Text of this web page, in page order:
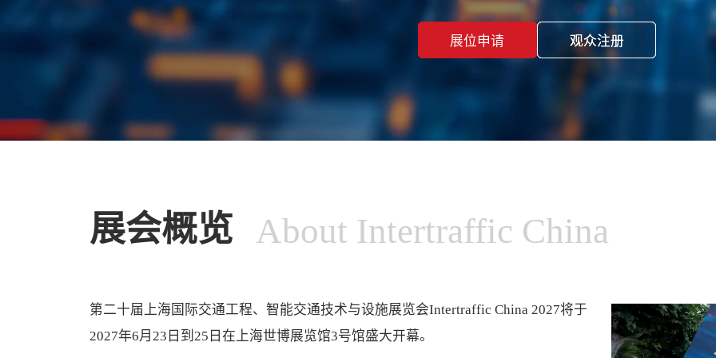
展位申请 观众注册
展位申请 观众注册
展会概览 About Intertraffic China
第二十届上海国际交通工程、智能交通技术与设施展览会Intertraffic China 2027将于
2027年6月23日到25日在上海世博展览馆3号馆盛大开幕。